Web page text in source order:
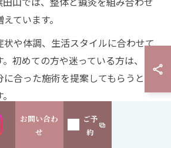
ています。
状や体調、生活スタイルに合わせて
初めての方や迷っている方は、カ
合った施術を提案してもらうと安
お問い合わ
せ
ご予
約